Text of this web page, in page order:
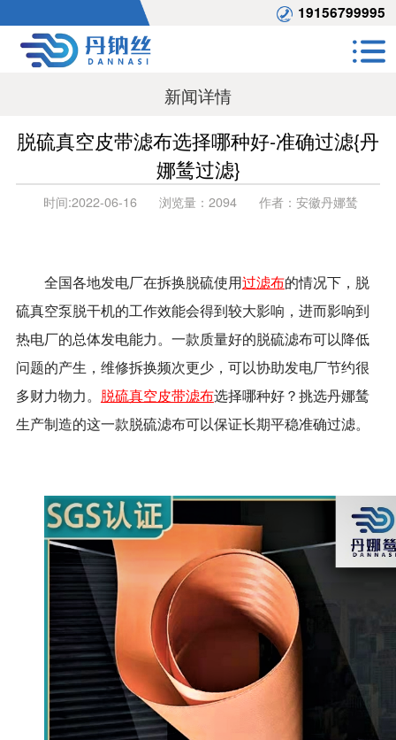
19156799995
新闻详情
脱硫真空皮带滤布选择哪种好-准确过滤{丹
娜鸶过滤}
时间:2022-06-16 浏览量： 2094 作者： 安徽丹娜鸶
全国各地发电厂在拆换脱硫使用过滤布的情况下，脱
硫真空泵脱干机的工作效能会得到较大影响，进而影响到
热电厂的总体发电能力。一款质量好的脱硫滤布可以降低
问题的产生，维修拆换频次更少，可以协助发电厂节约很
多财力物力。 脱硫真空皮带滤布选择哪种好？挑选丹娜鸶
生产制造的这一款脱硫滤布可以保证长期平稳准确过滤。